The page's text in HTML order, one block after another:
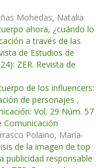
Mohedas, Natalia
ahora, ¿cuándo lo
a través de las
de Estudios de
ZER. Revista de
de los influencers:
de personajes ,
Vol. 29 Núm. 57
Comunicación
Polaino, María-
de la imagen de top
publicidad responsable